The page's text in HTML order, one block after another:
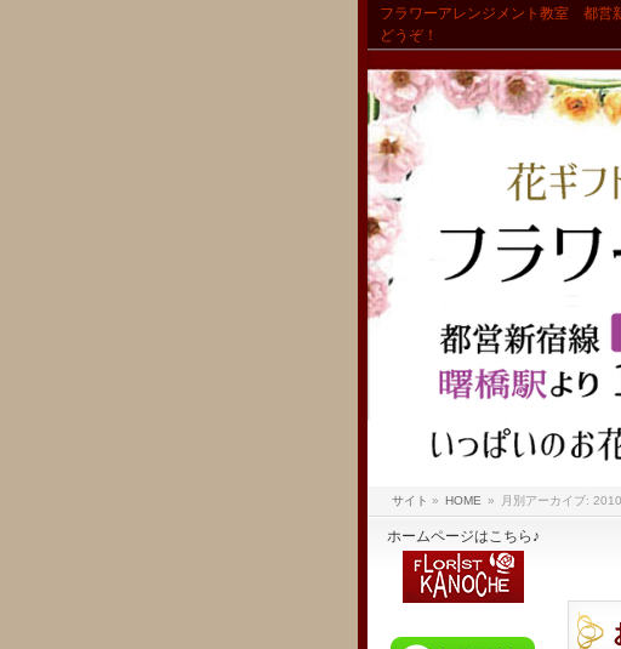
フラワーアレンジメント教室 都営
どうぞ！
サイト » HOME » 月別アーカイブ:
ホームページはこちら♪